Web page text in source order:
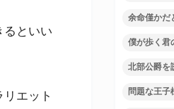
るといい
エット
余命僅かだ
僕が歩く君
北部公爵を
問題な王子